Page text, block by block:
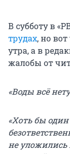
В субботу в
трудах, но
утра, а в
жалобы от
«Воды всё
«Хоть бы
не уложились